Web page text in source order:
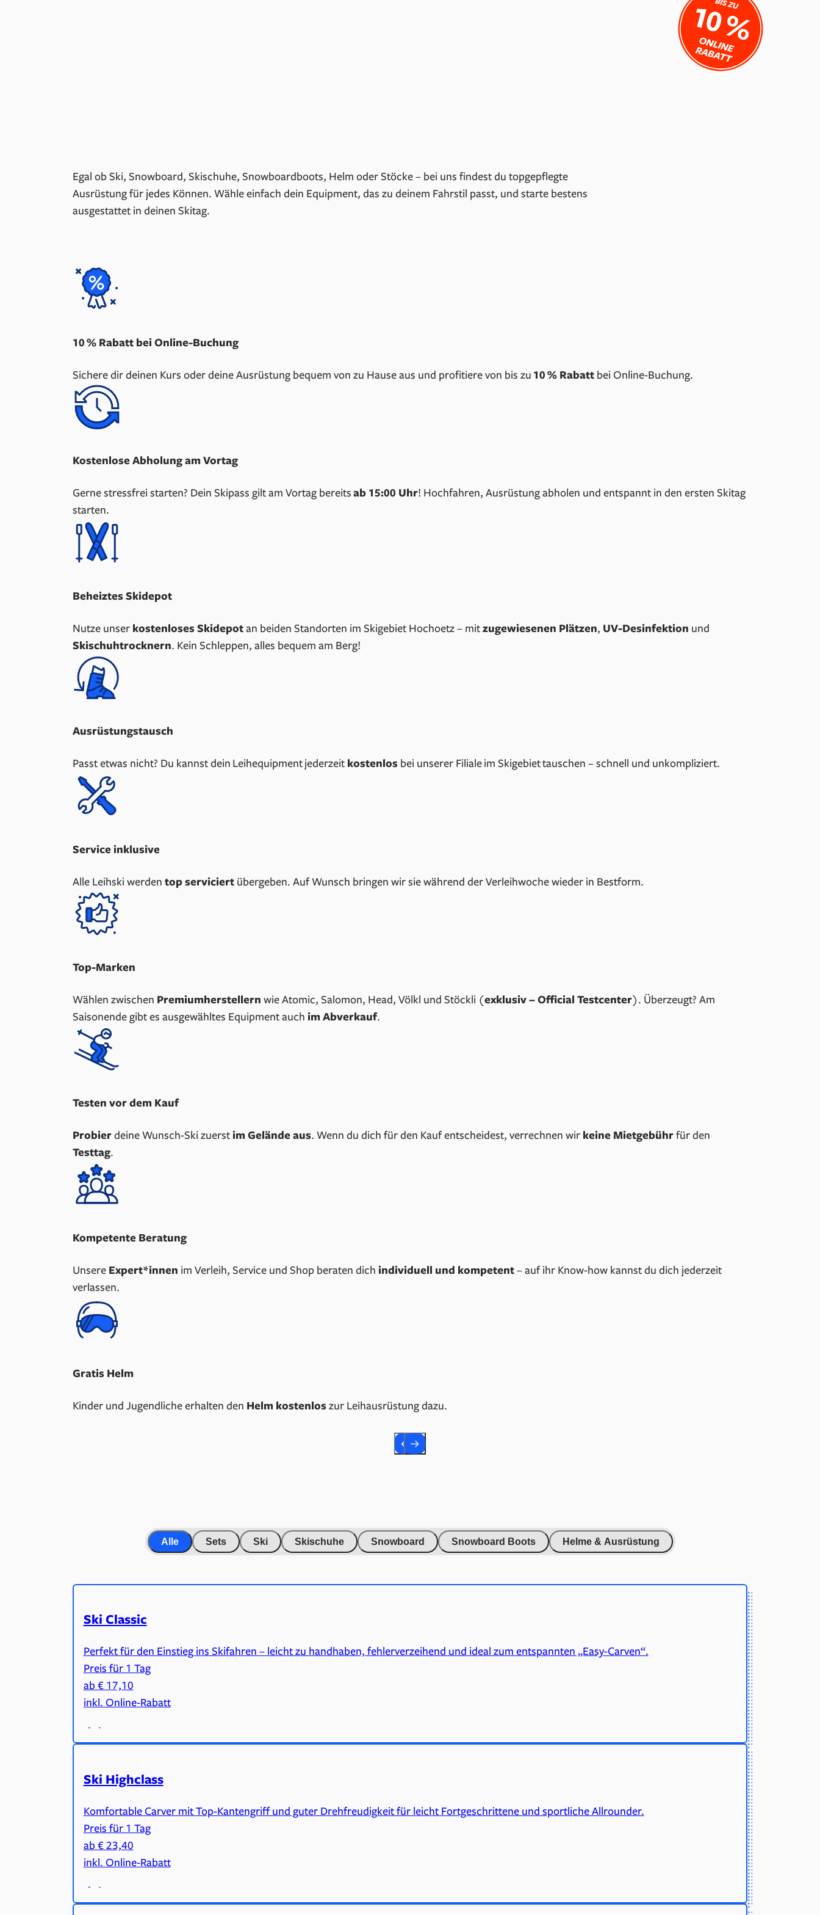
Egal ob Ski, Snowboard, Skischuhe, Snowboardboots, Helm oder Stöcke – bei uns findest du topgepflegte
Ausrüstung für jedes Können. Wähle einfach dein Equipment, das zu deinem Fahrstil passt, und starte bestens
ausgestattet in deinen Skitag.
10 % Rabatt bei Online-Buchung
Sichere dir deinen Kurs oder deine Ausrüstung bequem von zu Hause aus und profitiere von bis zu 10 % Rabattbei Online-Buchung.
Kostenlose Abholung am Vortag
Gerne stressfrei starten? Dein Skipass gilt am Vortag bereitsab 15:00 Uhr! Hochfahren, Ausrüstung abholen und entspannt in den ersten Skitag
starten.
Beheiztes Skidepot
Nutze unser kostenloses Skidepotan beiden Standorten im Skigebiet Hochoetz – mitzugewiesenen Plätzen, UV-Desinfektion und
Skischuhtrocknern. Kein Schleppen, alles bequem am Berg!
Ausrüstungstausch
Passt etwas nicht? Du kannst dein Leihequipment jederzeit kostenlosbei unserer Filiale im Skigebiet tauschen – schnell und unkompliziert.
Service inklusive
Alle Leihski werden top serviciertübergeben. Auf Wunsch bringen wir sie während der Verleihwoche wieder in Bestform.
Top-Marken
Wählen zwischen Premiumherstellern wie Atomic, Salomon, Head, Völkl und Stöckli (exklusiv – Official Testcenter). Überzeugt? Am
Saisonende gibt es ausgewähltes Equipment auch im Abverkauf.
Testen vor dem Kauf
Probierdeine Wunsch-Ski zuerstim Gelände aus. Wenn du dich für den Kauf entscheidest, verrechnen wir keine Mietgebührfür den
Testtag.
Kompetente Beratung
Unsere Expert*innen im Verleih, Service und Shop beraten dich individuell und kompetent– auf ihr Know-how kannst du dich jederzeit
verlassen.
Gratis Helm
Kinder und Jugendliche erhalten den Helm kostenloszur Leihausrüstung dazu.
Alle Sets Ski Skischuhe Snowboard Snowboard Boots Helme & Ausrüstung
Ski Classic
Perfekt für den Einstieg ins Skifahren – leicht zu handhaben, fehlerverzeihend und ideal zum entspannten „Easy-Carven“.
Preis für 1 Tag
ab € 17,10
inkl. Online-Rabatt
Ski Highclass
Komfortable Carver mit Top-Kantengriff und guter Drehfreudigkeit für leicht Fortgeschrittene und sportliche Allrounder.
Preis für 1 Tag
ab € 23,40
inkl. Online-Rabatt